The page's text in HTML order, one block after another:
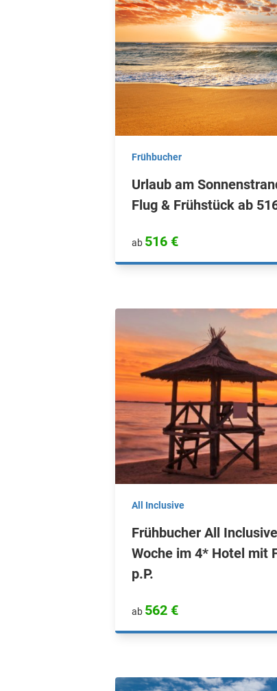
Frühbucher
Urlaub am
Flug & Frühstück ab
ab 516 €
All Inclusive
Frühbucher All
Woche im 4* Hotel mit
p.P.
ab 562 €